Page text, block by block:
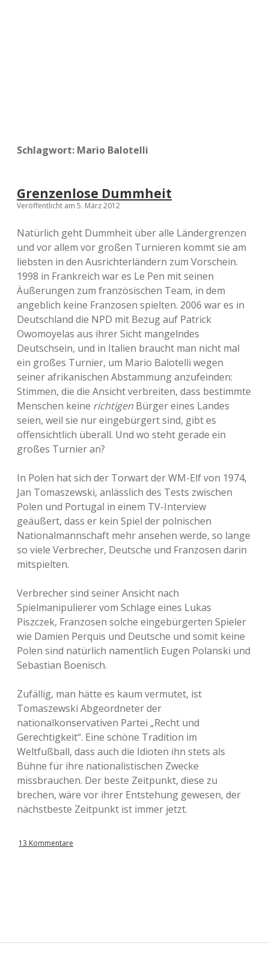
Schlagwort: Mario Balotelli
Grenzenlose Dummheit
Veröffentlicht am 5. März 2012
Natürlich geht Dummheit über alle Ländergrenzen
und vor allem vor großen Turnieren kommt sie am
liebsten in den Ausrichterländern zum Vorschein.
1998 in Frankreich war es Le Pen mit seinen
Äußerungen zum französischen Team, in dem
angeblich keine Franzosen spielten. 2006 war es in
Deutschland die NPD mit Bezug auf Patrick
Owomoyelas aus ihrer Sicht mangelndes
Deutschsein, und in Italien braucht man nicht mal
ein großes Turnier, um Mario Balotelli wegen
seiner afrikanischen Abstammung anzufeinden:
Stimmen, die die Ansicht verbreiten, dass bestimmte
Menschen keine richtigen Bürger eines Landes
seien, weil sie nur eingebürgert sind, gibt es
offensichtlich überall. Und wo steht gerade ein
großes Turnier an?
In Polen hat sich der Torwart der WM-Elf von 1974,
Jan Tomaszewski, anlässlich des Tests zwischen
Polen und Portugal in einem TV-Interview
geäußert, dass er kein Spiel der polnischen
Nationalmannschaft mehr ansehen werde, so lange
so viele Verbrecher, Deutsche und Franzosen darin
mitspielten.
Verbrecher sind seiner Ansicht nach
Spielmanipulierer vom Schlage eines Lukas
Piszczek, Franzosen solche eingebürgerten Spieler
wie Damien Perquis und Deutsche und somit keine
Polen sind natürlich namentlich Eugen Polanski und
Sebastian Boenisch.
Zufällig, man hätte es kaum vermutet, ist
Tomaszewski Abgeordneter der
nationalkonservativen Partei „Recht und
Gerechtigkeit“. Eine schöne Tradition im
Weltfußball, dass auch die Idioten ihn stets als
Bühne für ihre nationalistischen Zwecke
missbrauchen. Der beste Zeitpunkt, diese zu
brechen, wäre vor ihrer Entstehung gewesen, der
nächstbeste Zeitpunkt ist immer jetzt.
13 Kommentare